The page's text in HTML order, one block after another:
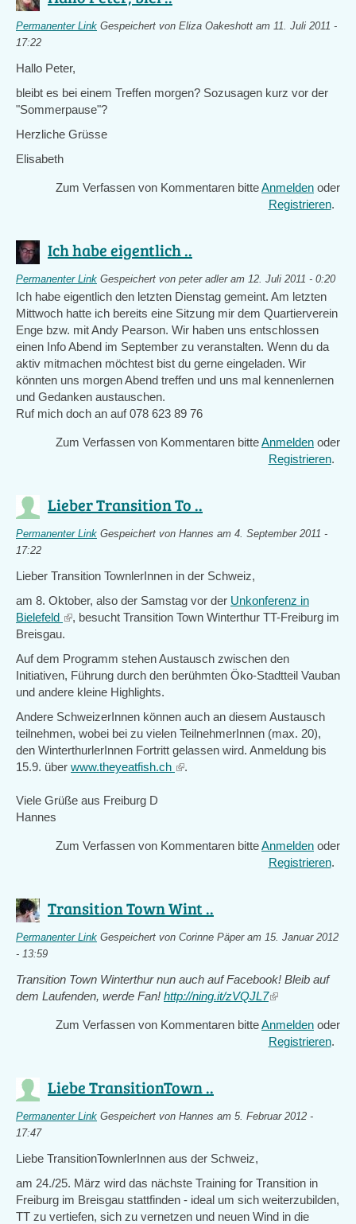
Permanenter Link Gespeichert von Eliza Oakeshott am 11. Juli 2011 -
17:22
Hallo Peter,
bleibt es bei einem Treffen morgen? Sozusagen kurz vor der
"Sommerpause"?
Herzliche Grüsse
Elisabeth
Zum Verfassen von Kommentaren bitteAnmelden oder
Registrieren.
Ich habe eigentlich ..
Permanenter Link Gespeichert von peter adleram 12. Juli 2011 - 0:20
Ich habe eigentlich den letzten Dienstag gemeint. Am letzten
Mittwoch hatte ich bereits eine Sitzung mir dem Quartierverein
Enge bzw. mit Andy Pearson. Wir haben uns entschlossen
einen Info Abend im September zu veranstalten. Wenn du da
aktiv mitmachen möchtest bist du gerne eingeladen. Wir
könnten uns morgen Abend treffen und uns mal kennenlernen
und Gedanken austauschen.
Ruf mich doch an auf 078 623 89 76
Zum Verfassen von Kommentaren bitteAnmelden oder
Registrieren.
Lieber Transition To ..
Permanenter Link Gespeichert von Hannes am 4. September 2011 -
17:22
Lieber Transition TownlerInnen in der Schweiz,
am 8. Oktober, also der Samstag vor der Unkonferenz in
Bielefeld (link
is
, besucht Transition Town Winterthur TT-Freiburg im
Breisgau.
Auf dem Programm stehen Austausch zwischen den
Initiativen, Führung durch den berühmten Öko-Stadtteil Vauban
und andere kleine Highlights.
Andere SchweizerInnen können auch an diesem Austausch
teilnehmen, wobei bei zu vielen TeilnehmerInnen (max. 20),
den WinterthurlerInnen Fortritt gelassen wird. Anmeldung bis
15.9. über www.theyeatfish.ch (link
.
Viele Grüße aus Freiburg D
Hannes
Zum Verfassen von Kommentaren bitteAnmelden oder
Registrieren.
Transition Town Wint ..
Permanenter Link Gespeichert von Corinne Päperam 15. Januar 2012
- 13:59
Transition Town Winterthur nun auch auf Facebook! Bleib auf
dem Laufenden, werde Fan! http://ning.it/zVQJL7(link
external)
Zum Verfassen von Kommentaren bitteAnmelden oder
Registrieren.
Liebe TransitionTown ..
Permanenter Link Gespeichert von Hannes am 5. Februar 2012 -
17:47
Liebe TransitionTownlerInnen aus der Schweiz,
am 24./25. März wird das nächste Training for Transition in
Freiburg im Breisgau stattfinden - ideal um sich weiterzubilden,
TT zu vertiefen, sich zu vernetzen und neuen Wind in die